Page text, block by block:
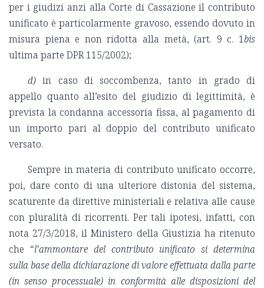
per i giudizi anzi alla Corte di Cassazione il contributo
unificato è particolarmente gravoso, essendo dovuto in
misura piena e non ridotta alla metà, (art. 9 c. 1bis
ultima parte DPR 115/2002);
d) in caso di soccombenza, tanto in grado di
appello quanto all’esito del giudizio di legittimità, è
prevista la condanna accessoria fissa, al pagamento di
un importo pari al doppio del contributo unificato
versato.
Sempre in materia di contributo unificato occorre,
poi, dare conto di una ulteriore distonia del sistema,
scaturente da direttive ministeriali e relativa alle cause
con pluralità di ricorrenti. Per tali ipotesi, infatti, con
nota 27/3/2018, il Ministero della Giustizia ha ritenuto
che “l’ammontare del contributo unificato si determina
sulla base della dichiarazione di valore effettuata dalla parte
(in senso processuale) in conformità alle disposizioni del